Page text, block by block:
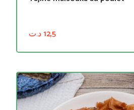
12,5د.ت